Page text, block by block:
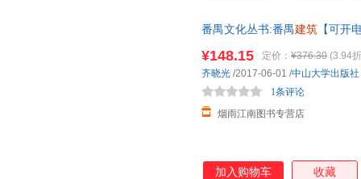
番禺文化丛书:番禺建筑 【可开
¥148.15 定价： ¥376.30 (3.94
烟雨江南图书专营店
1条评论
齐晓光 /2017-06-01 /中山大学出版社
加入购物车 收藏